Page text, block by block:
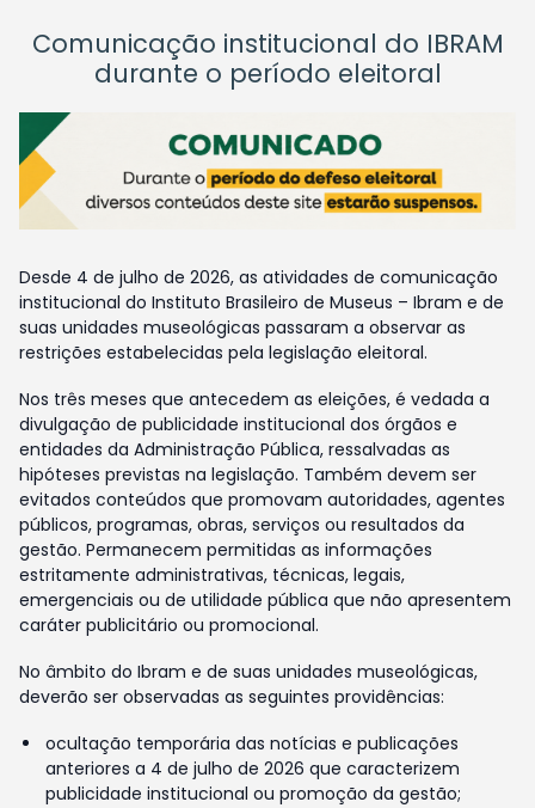
Comunicação institucional do IBRAM
durante o período eleitoral
Desde 4 de julho de 2026, as atividades de comunicação
institucional do Instituto Brasileiro de Museus – Ibram e de
suas unidades museológicas passaram a observar as
restrições estabelecidas pela legislação eleitoral.
Nos três meses que antecedem as eleições, é vedada a
divulgação de publicidade institucional dos órgãos e
entidades da Administração Pública, ressalvadas as
hipóteses previstas na legislação. Também devem ser
evitados conteúdos que promovam autoridades, agentes
públicos, programas, obras, serviços ou resultados da
gestão. Permanecem permitidas as informações
estritamente administrativas, técnicas, legais,
emergenciais ou de utilidade pública que não apresentem
caráter publicitário ou promocional.
No âmbito do Ibram e de suas unidades museológicas,
deverão ser observadas as seguintes providências:
ocultação temporária das notícias e publicações
anteriores a 4 de julho de 2026 que caracterizem
publicidade institucional ou promoção da gestão;